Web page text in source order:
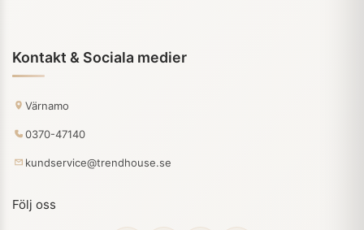
Kontakt & Sociala medier
Värnamo
0370-47140
kundservice@trendhouse.se
Följ oss